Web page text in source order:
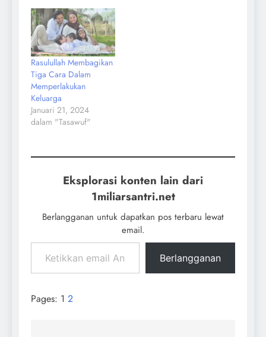
yang sangat luhur. عن
أبي سَعِيدٍ الْخُدْرِيَّ يَقُولُا
قَالَ رَسُولُ اللَّهِ صَلَّى
اللَّهُ عَلَيْهِ وَسَلَّمَ إِنَّ مِنْ
أَعْظَمِ الْأَمَانَةِ عِنْدَ اللَّهِ
يَوْمَ الْقِيَامَةِ الرَّجُلَ
يُفْضِي…
Rasulullah Membagikan
Tiga Cara Dalam
Memperlakukan
Keluarga
Januari 21, 2024
dalam "Tasawuf"
Eksplorasi konten lain dari
1miliarsantri.net
Berlangganan untuk dapatkan pos terbaru lewat
email.
Berlangganan
Pages: 1 2